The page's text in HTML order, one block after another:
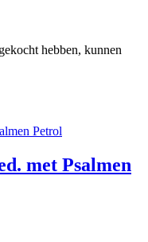
hebben, kunnen
met Psalmen